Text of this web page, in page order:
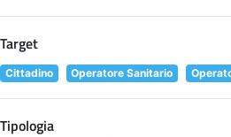
Target
Cittadino Operatore Sanitario
Tipologia